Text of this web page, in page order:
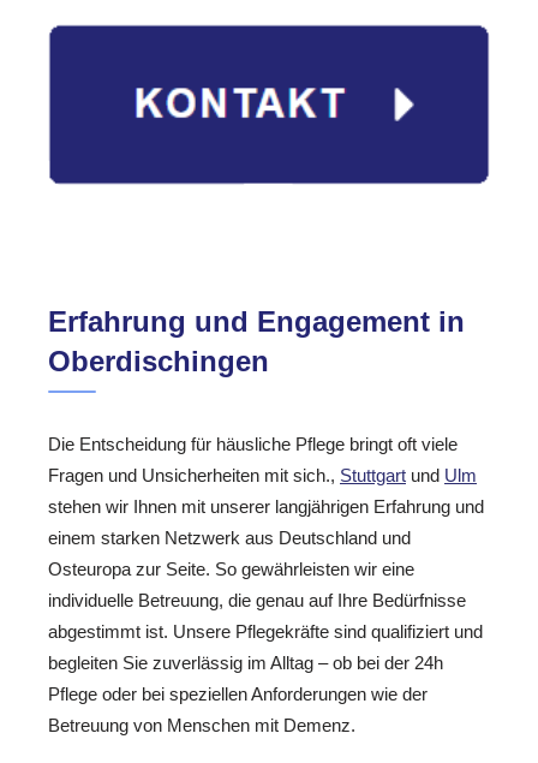
Erfahrung und Engagement in
Oberdischingen
Die Entscheidung für häusliche Pflege bringt oft viele
Fragen und Unsicherheiten mit sich., Stuttgart und Ulm
stehen wir Ihnen mit unserer langjährigen Erfahrung und
einem starken Netzwerk aus Deutschland und
Osteuropa zur Seite. So gewährleisten wir eine
individuelle Betreuung, die genau auf Ihre Bedürfnisse
abgestimmt ist. Unsere Pflegekräfte sind qualifiziert und
begleiten Sie zuverlässig im Alltag – ob bei der 24h
Pflege oder bei speziellen Anforderungen wie der
Betreuung von Menschen mit Demenz.